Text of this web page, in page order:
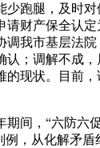
跑腿，及时
财产保全认
我市基层法院
；调解不成
现状。目前
间，“六防六
，从化解矛